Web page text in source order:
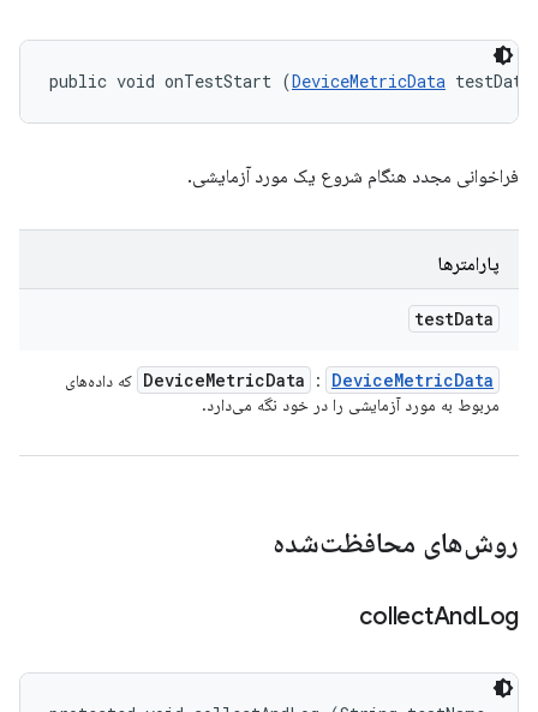
public void onTestStart (DeviceMetricData
فراخوانی مجدد هنگام شروع یک مورد آزمایشی.
پارامترها
testData
DeviceMetricData : DeviceMetricData
که داده‌های
مربوط به مورد آزمایشی را در خود نگه می‌دارد.
روش‌های محافظت‌شده
collectAndLog